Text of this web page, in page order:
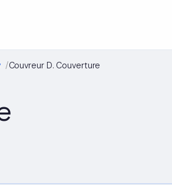
Couvreur D. Couverture